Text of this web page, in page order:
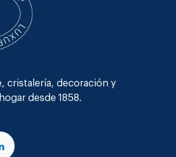
cristalería, decoración y
desde 1858.